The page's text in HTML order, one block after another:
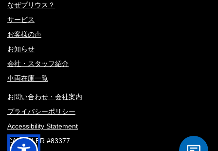
なぜプリウス？
サービス
お客様の声
お知らせ
会社・スタッフ紹介
車両在庫一覧
お問い合わせ・会社案内
プライバシーポリシー
Accessibility Statement
CA DEALER #83377